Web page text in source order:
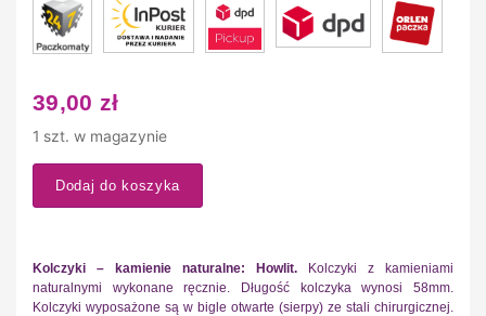
39,00 zł
1 szt. w magazynie
Dodaj do koszyka
Kolczyki – kamienie naturalne: Howlit. Kolczyki z kamieniami
naturalnymi wykonane ręcznie. Długość kolczyka wynosi 58mm.
Kolczyki wyposażone są w bigle otwarte (sierpy) ze stali chirurgicznej.